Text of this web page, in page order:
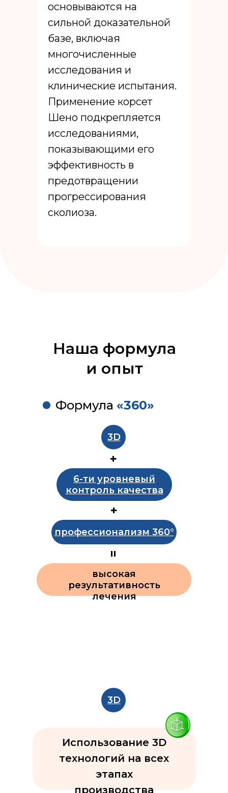
основываются на
сильной доказательной
базе, включая
многочисленные
исследования и
клинические испытания.
Применение корсет
Шено подкрепляется
исследованиями,
показывающими его
эффективность в
предотвращении
прогрессирования
сколиоза.
Наша формула
и опыт
Формула «360»
3D
+
6-ти уровневый
контроль качества
+
профессионализм 360°
высокая
результативность
лечения
Использование 3D
технологий на всех
этапах
производства
3D